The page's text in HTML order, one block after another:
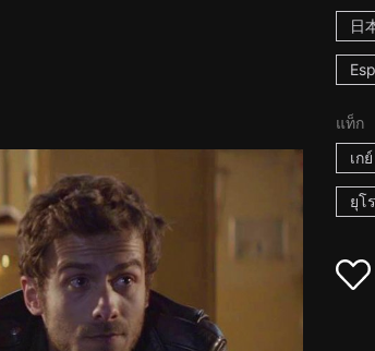
日
แท็ก
เกย์
ยุโ